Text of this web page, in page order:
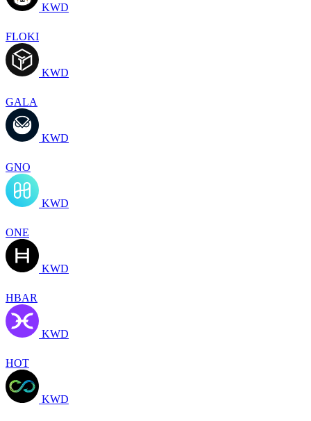
KWD
FLOKI
KWD
GALA
KWD
GNO
KWD
ONE
KWD
HBAR
KWD
HOT
KWD